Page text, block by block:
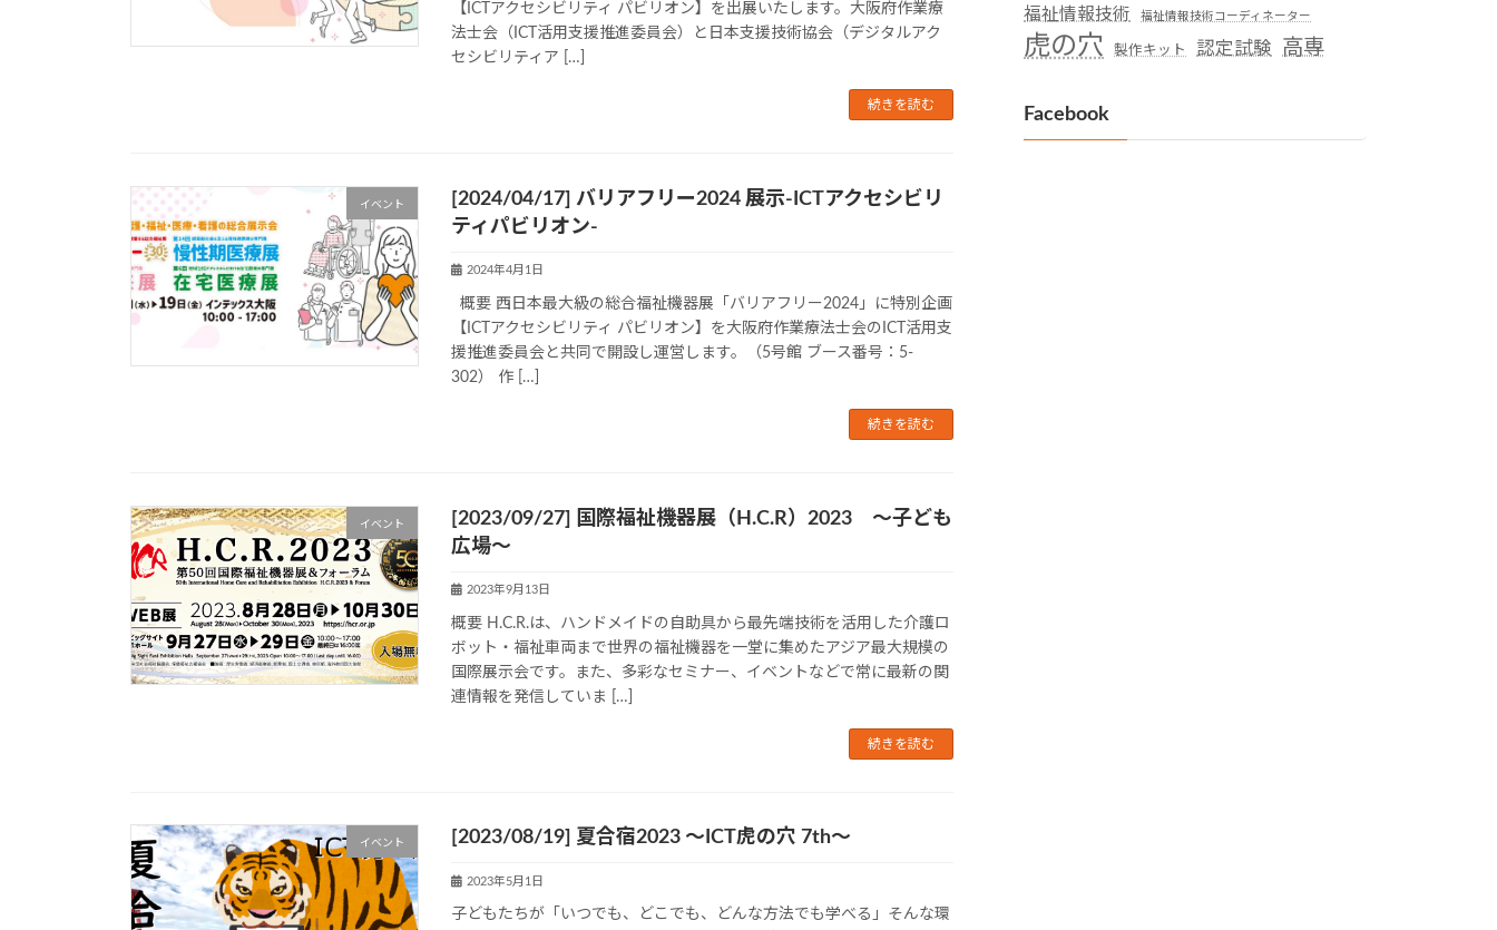
【ICTアクセシビリティ パビリオン】を出展いたします。大阪府作業療
法士会（ICT活用支援推進委員会）と日本支援技術協会（デジタルアク
セシビリティア […]
続きを読む
イベント
[2024/04/17] バリアフリー2024 展示-ICTアクセシビリ
ティパビリオン-
2024年4月1日
概要 西日本最大級の総合福祉機器展「バリアフリー2024」に特別企画
【ICTアクセシビリティ パビリオン】を大阪府作業療法士会のICT活用支
援推進委員会と共同で開設し運営します。（5号館 ブース番号：5-
302） 作 […]
続きを読む
イベント
[2023/09/27] 国際福祉機器展（H.C.R）2023 〜子ども
広場〜
2023年9月13日
概要 H.C.R.は、ハンドメイドの自助具から最先端技術を活用した介護ロ
ボット・福祉車両まで世界の福祉機器を一堂に集めたアジア最大規模の
国際展示会です。また、多彩なセミナー、イベントなどで常に最新の関
連情報を発信していま […]
続きを読む
イベント [2023/08/19] 夏合宿2023 ～ICT虎の穴 7th～
2023年5月1日
子どもたちが「いつでも、どこでも、どんな方法でも学べる」そんな環
福祉情報技術 福祉情報技術コーディネーター
虎の穴 製作キット 認定試験 高専
Facebook